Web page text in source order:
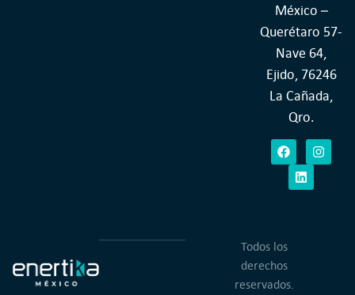
México –
Querétaro 57-
Nave 64,
Ejido, 76246
La Cañada,
Qro.
Todos los
derechos
reservados.